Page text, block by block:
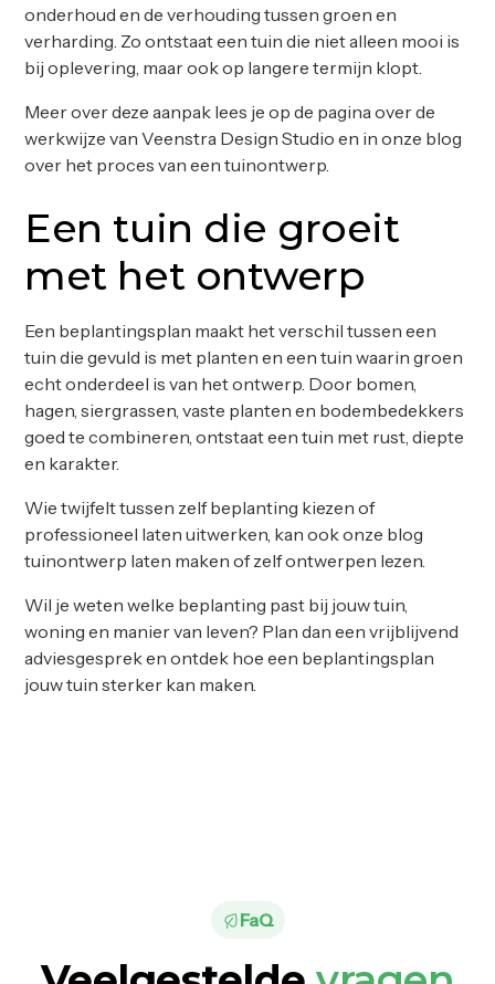
onderhoud en de verhouding tussen groen en
verharding. Zo ontstaat een tuin die niet alleen mooi is
bij oplevering, maar ook op langere termijn klopt.
Meer over deze aanpak lees je op de pagina over de
werkwijze van Veenstra Design Studio en in onze blog
over het proces van een tuinontwerp
Een tuin die groeit
met het ontwerp
Een beplantingsplan maakt het verschil tussen een
tuin die gevuld is met planten en een tuin waarin groen
echt onderdeel is van het ontwerp. Door bomen,
hagen, siergrassen, vaste planten en bodembedekkers
goed te combineren, ontstaat een tuin met rust, diepte
en karakter.
Wie twijfelt tussen zelf beplanting kiezen of
professioneel laten uitwerken, kan ook onze blog
tuinontwerp laten maken of zelf ontwerpen lezen.
Wil je weten welke beplanting past bij jouw tuin,
woning en manier van leven? Plan dan eenvrijblijvend
adviesgespreken ontdek hoe een beplantingsplan
jouw tuin sterker kan maken.
FaQ